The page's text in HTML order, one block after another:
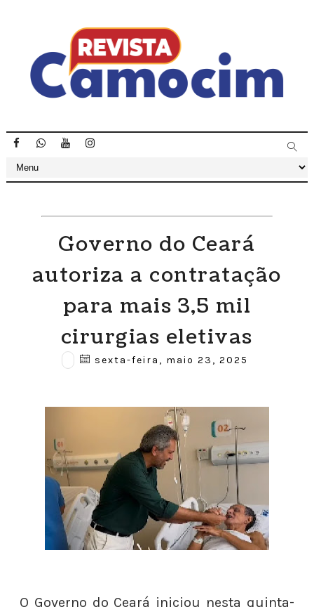
Governo do Ceará
autoriza a contratação
para mais 3,5 mil
cirurgias eletivas
sexta-feira, maio 23, 2025
O Governo do Ceará iniciou nesta quinta-